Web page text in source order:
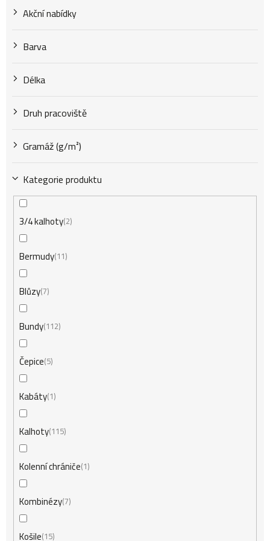
k
ů
Akční nabídky
Barva
Délka
Druh pracoviště
Gramáž (g/m²)
Kategorie produktu
3/4 kalhoty 2
Bermudy 11
Blůzy7
Bundy 112
Čepice 5
Kabáty 1
Kalhoty 115
Kolenní chrániče 1
Kombinézy7
Košile 15